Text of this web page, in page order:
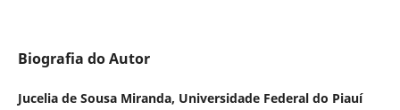
Biografia do Autor
Jucelia de Sousa Miranda, Universidade Federal do Piauí